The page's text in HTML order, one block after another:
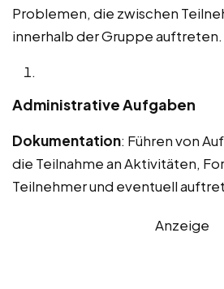
Problemen, die zwischen
innerhalb der Gruppe auftreten.
Administrative Aufgaben
Dokumentation: Führen von
die Teilnahme an Aktivitäten,
Teilnehmer und eventuell
Anzeige